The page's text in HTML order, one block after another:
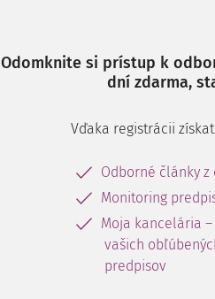
Odomknite si prístup k
dní zdarma,
Vďaka registrácii
Odborné články z
Monitoring
Moja kancelária
vašich
predpisov